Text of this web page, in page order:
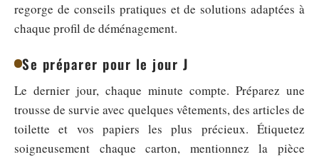
regorge de conseils pratiques et de solutions adaptées à
chaque profil de déménagement.
Se préparer pour le jour J
Le dernier jour, chaque minute compte. Préparez une
trousse de survie avec quelques vêtements, des articles de
toilette et vos papiers les plus précieux. Étiquetez
soigneusement chaque carton, mentionnez la pièce